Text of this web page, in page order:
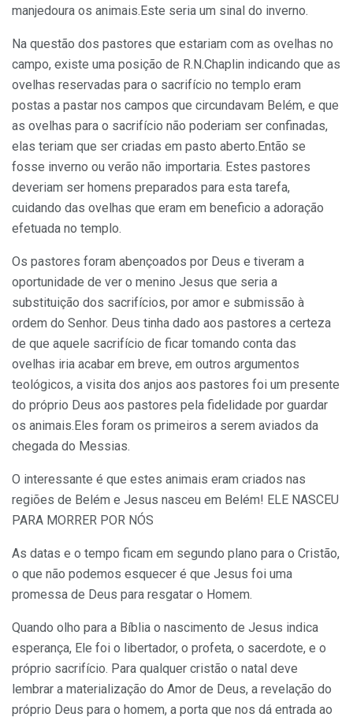
manjedoura os animais.Este seria um sinal do inverno.
Na questão dos pastores que estariam com as ovelhas no
campo, existe uma posição de R.N.Chaplin indicando que as
ovelhas reservadas para o sacrifício no templo eram
postas a pastar nos campos que circundavam Belém, e que
as ovelhas para o sacrifício não poderiam ser confinadas,
elas teriam que ser criadas em pasto aberto.Então se
fosse inverno ou verão não importaria. Estes pastores
deveriam ser homens preparados para esta tarefa,
cuidando das ovelhas que eram em beneficio a adoração
efetuada no templo.
Os pastores foram abençoados por Deus e tiveram a
oportunidade de ver o menino Jesus que seria a
substituição dos sacrifícios, por amor e submissão à
ordem do Senhor. Deus tinha dado aos pastores a certeza
de que aquele sacrifício de ficar tomando conta das
ovelhas iria acabar em breve, em outros argumentos
teológicos, a visita dos anjos aos pastores foi um presente
do próprio Deus aos pastores pela fidelidade por guardar
os animais.Eles foram os primeiros a serem aviados da
chegada do Messias.
O interessante é que estes animais eram criados nas
regiões de Belém e Jesus nasceu em Belém! ELE NASCEU
PARA MORRER POR NÓS
As datas e o tempo ficam em segundo plano para o Cristão,
o que não podemos esquecer é que Jesus foi uma
promessa de Deus para resgatar o Homem.
Quando olho para a Bíblia o nascimento de Jesus indica
esperança, Ele foi o libertador, o profeta, o sacerdote, e o
próprio sacrifício. Para qualquer cristão o natal deve
lembrar a materialização do Amor de Deus, a revelação do
próprio Deus para o homem, a porta que nos dá entrada ao